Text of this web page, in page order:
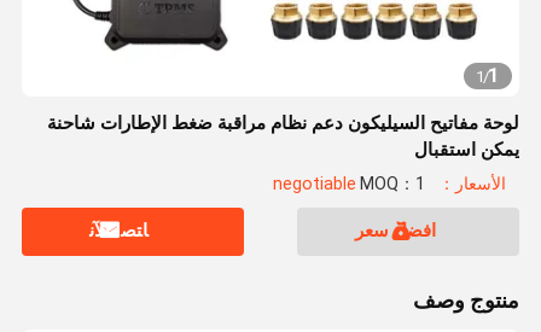
1
/
1
لوحة مفاتيح السيليكون دعم نظام مراقبة ضغط الإطارات شاحنة
يمكن استقبال
الأسعار：negotiable MOQ：1
افضل سعر ﺎﺘﺼﻟ ﺍﻶﻧ
منتوج وصف